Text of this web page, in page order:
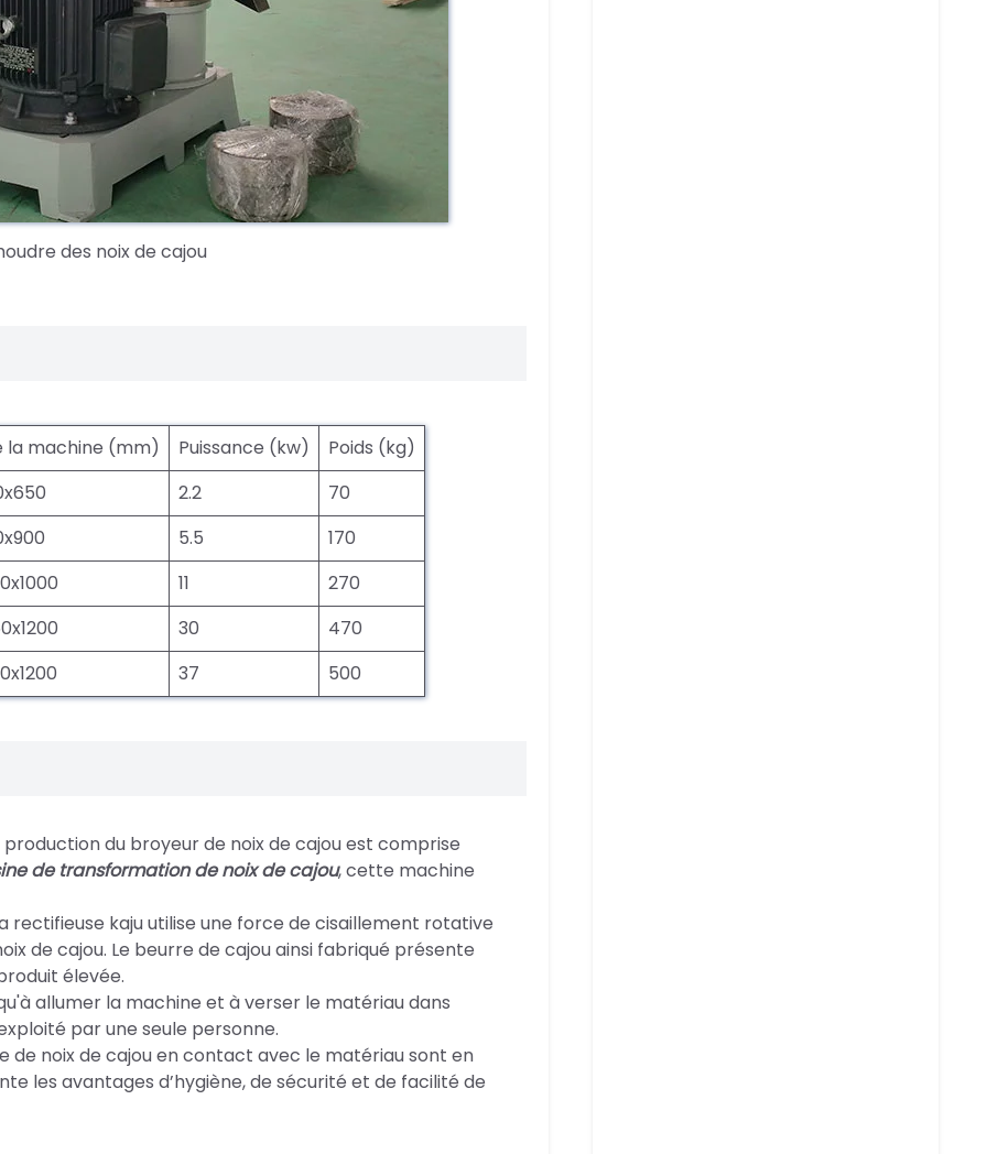
des noix de cajou
la machine (mm) Puissance (kw)
Poids (kg)
2.2
70
5.5
170
11
270
30
470
37 500
du broyeur de noix de cajou est comprise
de transformation de noix de cajou, cette machine
rectifieuse kaju utilise une force de cisaillement rotative
de cajou. Le beurre de cajou ainsi fabriqué présente
élevée.
allumer la machine et à verser le matériau dans
par une seule personne.
de noix de cajou en contact avec le matériau sont en
les avantages d’hygiène, de sécurité et de facilité de